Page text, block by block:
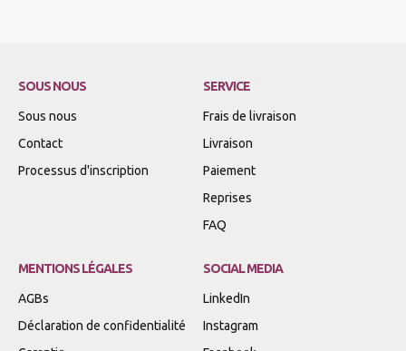
SOUS NOUS
Sous nous
Contact
Processus d'inscription
SERVICE
Frais de livraison
Livraison
Paiement
Reprises
FAQ
MENTIONS LÉGALES
AGBs
Déclaration de confidentialité
SOCIAL MEDIA
LinkedIn
Instagram